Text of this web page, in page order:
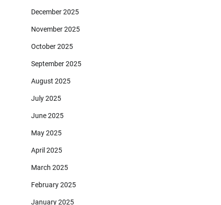
December 2025
November 2025
October 2025
September 2025
August 2025
July 2025
June 2025
May 2025
April 2025
March 2025
February 2025
January 2025